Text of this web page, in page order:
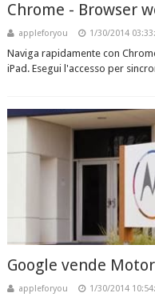
Chrome - Browser
appleforyou 1/30/2014
Naviga rapidamente con
iPad. Esegui l'accesso per
Google vende
appleforyou 1/30/2014